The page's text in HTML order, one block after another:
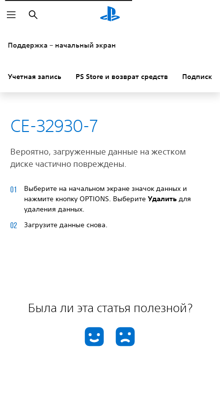
Поиск
Поддержка – начальный экран
Учетная запись PS Store и возврат средств Подписки
CE-32930-7
Вероятно, загруженные данные на жестком
диске частично повреждены.
Выберите на начальном экране значок данных и
нажмите кнопку OPTIONS. Выберите Удалить для
удаления данных.
Загрузите данные снова.
Была ли эта статья полезной?